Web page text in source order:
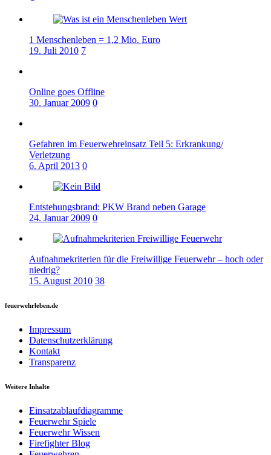
1 Menschenleben = 1,2 Mio. Euro
19. Juli 2010 7
Online goes Offline
30. Januar 2009 0
Gefahren im Feuerwehreinsatz Teil 5: Erkrankung/
Verletzung
6. April 2013 0
Entstehungsbrand: PKW Brand neben Garage
24. Januar 2009 0
Aufnahmekriterien für die Freiwillige Feuerwehr – hoch oder
niedrig?
15. August 2010 38
feuerwehrleben.de
Impressum
Datenschutzerklärung
Kontakt
Transparenz
Weitere Inhalte
Einsatzablaufdiagramme
Feuerwehr Spiele
Feuerwehr Wissen
Firefighter Blog